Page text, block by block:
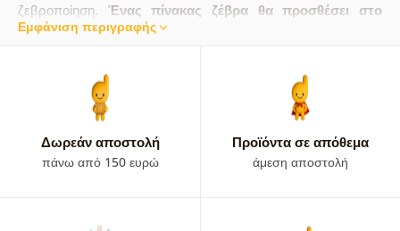
ζεβροποίηση. Ένας πίνακας ζέβρα θα προσθέσει στο
χώρο σας κομψότητα και χάρη, και χάρη στον
τέλεια με το εσωτερικό σας.
Φέρτε στο σπίτι σας στοιχεία
μινιμαλισμού και μοντέρνου στυλ. Με τους πίνακες αυτό θα
γίνει πραγματικά εύκολα! Στο ηλεκτρονικό μας κατάστημα θα
βρείτε εκτός από ζέβρες και
καμηλοπαρδάλεις σε υπέροχη
εκτέλεση.
Εμφάνιση περιγραφής
Δωρεάν αποστολή
πάνω από 150 ευρώ
Προϊόντα σε απόθεμα
άμεση αποστολή